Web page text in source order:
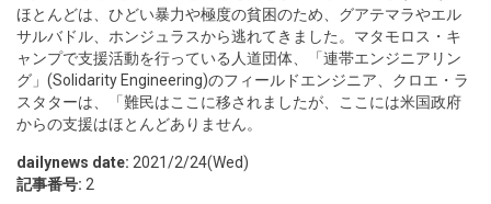
ほとんどは、ひどい暴力や極度の貧困のため、グアテマラやエル
サルバドル、ホンジュラスから逃れてきました。マタモロス・キ
ャンプで支援活動を行っている人道団体、「連帯エンジニアリン
グ」(Solidarity Engineering)のフィールドエンジニア、クロエ・ラ
スタターは、「難民はここに移されましたが、ここには米国政府
からの支援はほとんどありません。
dailynews date: 2021/2/24(Wed)
記事番号: 2